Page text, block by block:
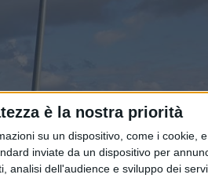
è la nostra priorità
su un dispositivo, come i cookie,
inviate da un dispositivo per
analisi dell'audience e sviluppo dei